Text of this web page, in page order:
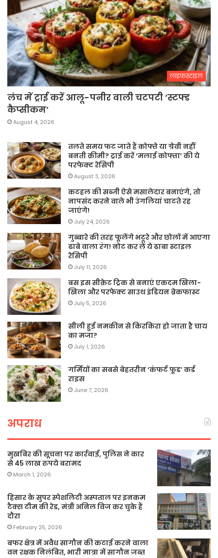
लाइफस्टाइल
लंच में ट्राई करें आलू-पनीर वाली चटपटी ‘स्टफ्ड
कैप्सीकम’
August 4, 2026
तलते समय फट जाते हैं कोफ्ते या ग्रेवी नहीं
बनती क्रीमी? ट्राई करें ‘मलाई कोफ्ता’ की ये
परफेक्ट रेसिपी
August 3, 2026
कटहल की सब्जी ऐसे मसालेदार बनाएंगे, तो
नापसंद करने वाले भी उंगलियां चाटते रह
जाएंगे!
July 24, 2026
गुब्बारे की तरह फूलेंगे भटूरे और छोलों में आएगा
ढाबे वाला रंग! नोट कर लें ये ढाबा स्टाइल
रेसिपी
July 11, 2026
बस इस सीक्रेट ट्रिक से बनाएं एकदम खिला-
खिला और परफेक्ट साउथ इंडियन ब्रेकफास्ट
July 5, 2026
सीली हुई नमकीन से किरकिरा हो जाता है चाय
का मजा?
July 1, 2026
गर्मियों का सबसे बेहतरीन ‘कंफर्ट फूड’ कर्ड
राइस
June 7, 2026
अपराध
मुखबिर की सूचना पर कार्रवाई, पुलिस ने कार
से 45 लाख रुपये बरामद
March 1, 2026
हिसार के सुपर स्पेशलिटी अस्पताल पर इनकम
टैक्स टीम की रेड, मंत्री अनिल विज कर चुके हैं
दौरा
February 25, 2026
बफर क्षेत्र में अवैध सागौन की कटाई करने वाला
वन रक्षक निलंबित, भारी मात्रा में सागौन जब्त